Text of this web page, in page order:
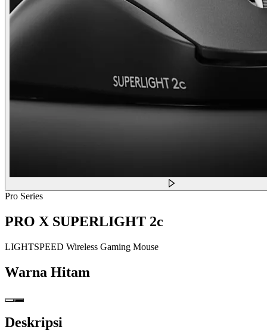
Pro Series
PRO X SUPERLIGHT 2c
LIGHTSPEED Wireless Gaming Mouse
Warna Hitam
Deskripsi